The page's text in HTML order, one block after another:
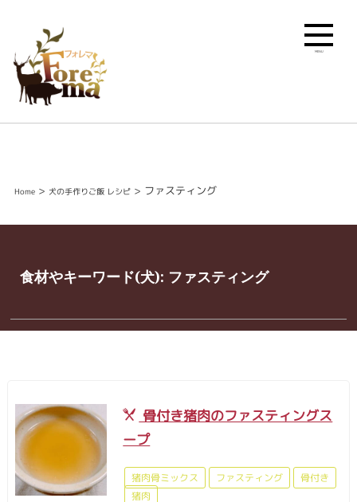
Home> 犬の手作りご飯 レシピ> ファスティング
食材やキーワード(犬): ファスティング
骨付き猪肉のファスティングス
ープ
猪肉骨ミックス ファスティング
骨付き
猪肉
MENU